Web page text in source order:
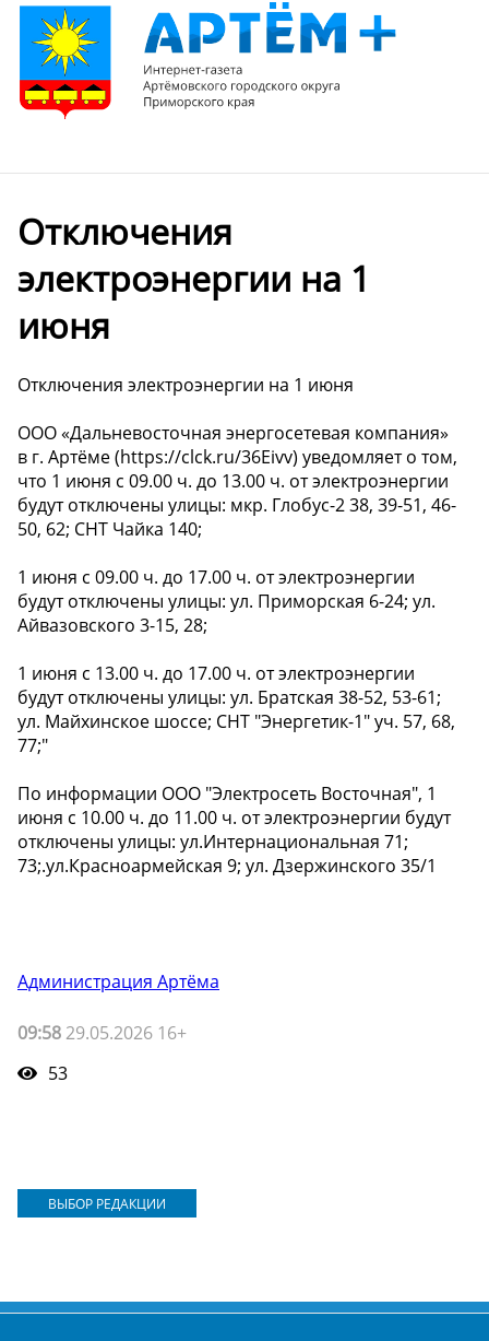
️Отключения
электроэнергии на 1
июня
️Отключения электроэнергии на 1 июня
ООО «Дальневосточная энергосетевая компания»
в г. Артёме (https://clck.ru/36Eivv) уведомляет о том,
что 1 июня с 09.00 ч. до 13.00 ч. от электроэнергии
будут отключены улицы: мкр. Глобус-2 38, 39-51, 46-
50, 62; СНТ Чайка 140;
1 июня с 09.00 ч. до 17.00 ч. от электроэнергии
будут отключены улицы: ул. Приморская 6-24; ул.
Айвазовского 3-15, 28;
1 июня с 13.00 ч. до 17.00 ч. от электроэнергии
будут отключены улицы: ул. Братская 38-52, 53-61;
ул. Майхинское шоссе; СНТ "Энергетик-1" уч. 57, 68,
77;"
По информации ООО "Электросеть Восточная", 1
июня с 10.00 ч. до 11.00 ч. от электроэнергии будут
отключены улицы: ул.Интернациональная 71;
73;.ул.Красноармейская 9; ул. Дзержинского 35/1
Администрация Артёма
09:58 29.05.2026 16+
53
ВЫБОР РЕДАКЦИИ